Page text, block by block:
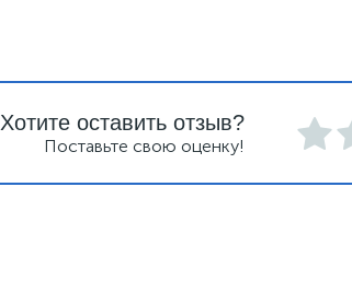
Хотите оставить отзыв?
Поставьте свою оценку!